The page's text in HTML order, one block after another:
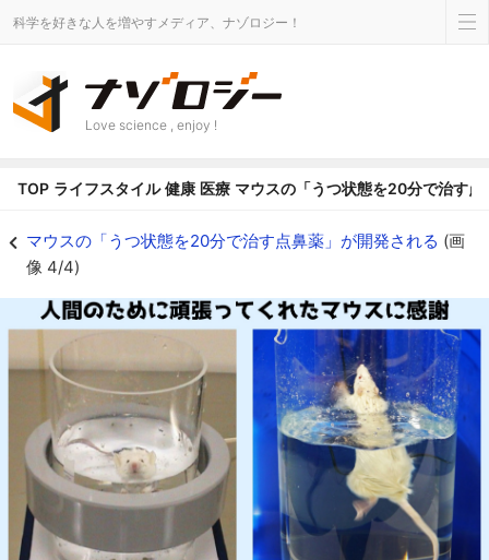
科学を好きな人を増やすメディア、ナゾロジー！
Love science , enjoy !
TOP ライフスタイル 健康 医療 マウスの「うつ状態を20分で治す
マウスの「うつ状態を20分で治す点鼻薬」が開発される (画
像 4/4)